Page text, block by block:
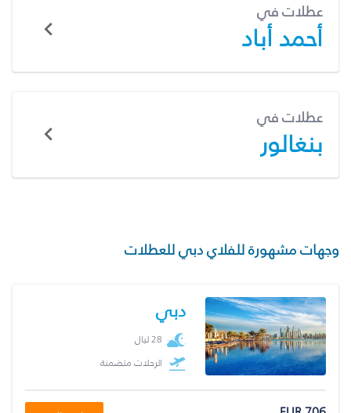
عطلات في
أحمد أباد
عطلات في
بنغالور
وجهات مشهورة للفلاي دبي للعطلات
دبي
28 ليال
الرحلات متضمنة